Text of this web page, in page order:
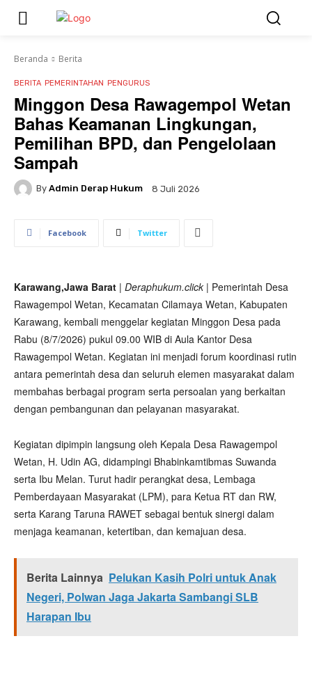
Beranda Berita
BERITA PEMERINTAHAN PENGURUS
Minggon Desa Rawagempol Wetan
Bahas Keamanan Lingkungan,
Pemilihan BPD, dan Pengelolaan
Sampah
By Admin Derap Hukum 8 Juli 2026
Facebook Twitter
Karawang,Jawa Barat | Deraphukum.click | Pemerintah Desa
Rawagempol Wetan, Kecamatan Cilamaya Wetan, Kabupaten
Karawang, kembali menggelar kegiatan Minggon Desa pada
Rabu (8/7/2026) pukul 09.00 WIB di Aula Kantor Desa
Rawagempol Wetan. Kegiatan ini menjadi forum koordinasi rutin
antara pemerintah desa dan seluruh elemen masyarakat dalam
membahas berbagai program serta persoalan yang berkaitan
dengan pembangunan dan pelayanan masyarakat.
Kegiatan dipimpin langsung oleh Kepala Desa Rawagempol
Wetan, H. Udin AG, didampingi Bhabinkamtibmas Suwanda
serta Ibu Melan. Turut hadir perangkat desa, Lembaga
Pemberdayaan Masyarakat (LPM), para Ketua RT dan RW,
serta Karang Taruna RAWET sebagai bentuk sinergi dalam
menjaga keamanan, ketertiban, dan kemajuan desa.
Berita Lainnya Pelukan Kasih Polri untuk Anak
Negeri, Polwan Jaga Jakarta Sambangi SLB
Harapan Ibu